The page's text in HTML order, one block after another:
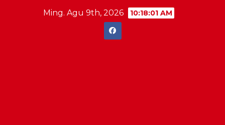
Ming. Agu 9th, 2026 10:18:01 AM